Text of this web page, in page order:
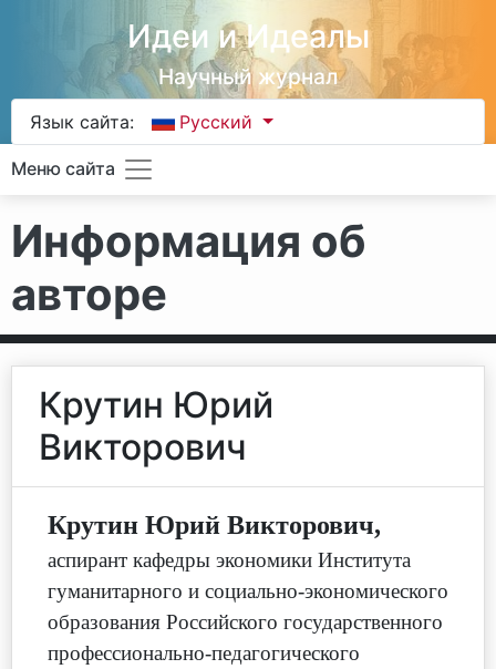
Идеи и Идеалы
Научный журнал
Язык сайта: Русский
Меню сайта
Информация об
авторе
Крутин Юрий
Викторович
Крутин Юрий Викторович,
аспирант кафедры экономики Института
гуманитарного и социально-экономического
образования Российского государственного
профессионально-педагогического